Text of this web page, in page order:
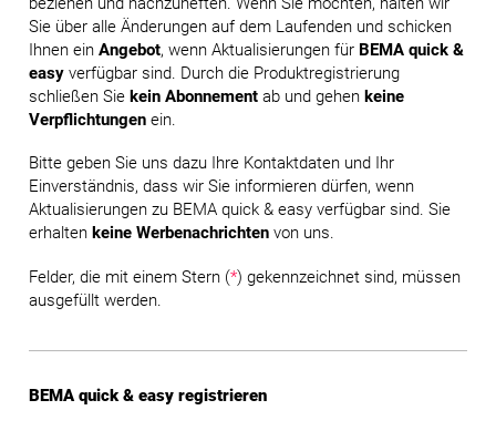
Sie über alle Änderungen auf dem Laufenden und schicken
Ihnen einAngebot, wenn Aktualisierungen für BEMA quick &
easy verfügbar sind. Durch die Produktregistrierung
schließen Siekein Abonnement ab und gehenkeine
Verpflichtungen ein.
Bitte geben Sie uns dazu Ihre Kontaktdaten und Ihr
Einverständnis, dass wir Sie informieren dürfen, wenn
Aktualisierungen zu BEMA quick & easy verfügbar sind. Sie
erhalten keine Werbenachrichten von uns.
Felder, die mit einem Stern (*) gekennzeichnet sind, müssen
ausgefüllt werden.
BEMA quick & easy registrieren